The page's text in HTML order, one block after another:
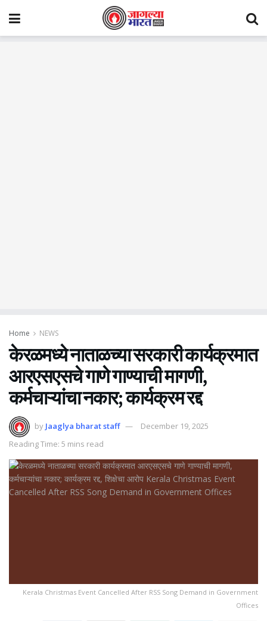
Home NEWS
केरळमध्ये नाताळच्या सरकारी कार्यक्रमात
आरएसएसचे गाणे गाण्याची मागणी,
कर्मचाऱ्यांचा नकार; कार्यक्रम रद्द
by Jaaglya bharat staff
December 19, 2025
Reading Time: 5 mins read
Kerala Christmas Event Cancelled After RSS Song Demand in Government
Offices